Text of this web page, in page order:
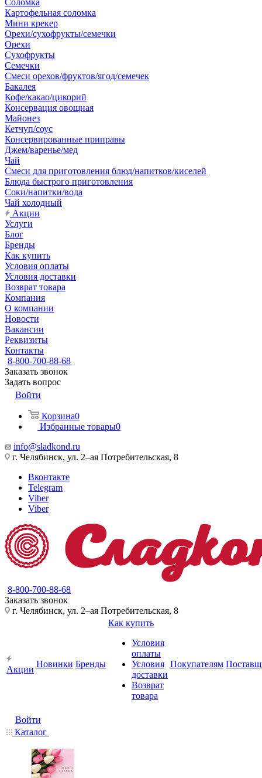
Соломка
Картофельная соломка
Мини крекер
Орехи/сухофрукты/семечки
Орехи
Сухофрукты
Семечки
Смеси орехов/фруктов/ягод/семечек
Бакалея
Кофе/какао/цикорий
Консервация овощная
Майонез
Кетчуп/соус
Консервированные приправы
Джем/варенье/мед
Чай
Смеси для приготовления блюд/напитков/киселей
Блюда быстрого приготовления
Соки/напитки/вода
Чай холодный
Акции
Услуги
Блог
Бренды
Как купить
Условия оплаты
Условия доставки
Возврат товара
Компания
О компании
Новости
Вакансии
Реквизиты
Контакты
8-800-700-88-68
Заказать звонок
Задать вопрос
Войти
Корзина0
Избранные товары0
info@sladkond.ru
г. Челябинск, ул. 2–ая Потребительская, 8
Вконтакте
Telegram
Viber
Viber
8-800-700-88-68
Заказать звонок
г. Челябинск, ул. 2–ая Потребительская, 8
Акции
Новинки Бренды
Как купить
Условия
оплаты
Условия
доставки
Возврат
товара
Покупателям
Войти
Каталог